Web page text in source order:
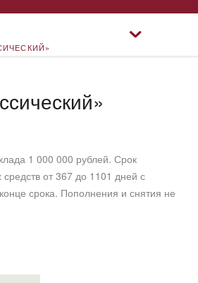
1 000 000 рублей. Срок
от 367 до 1101 дней с
срока. Пополнения и снятия не